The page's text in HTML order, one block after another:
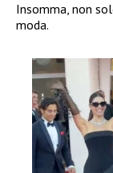
Insomma, non
moda.